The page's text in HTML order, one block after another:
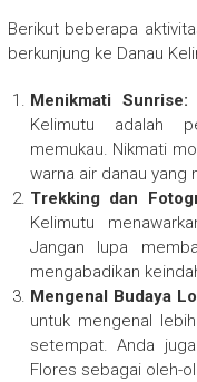
Berikut beberapa
berkunjung ke Danau
Menikmati Sunrise:
Kelimutu adalah
memukau. Nikmati
warna air danau yang
Trekking dan
Kelimutu
Jangan lupa
mengabadikan
Mengenal Budaya
untuk mengenal
setempat. Anda
Flores sebagai oleh-